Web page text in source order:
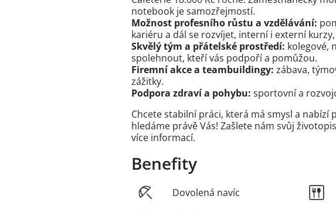
notebook je samozřejmostí.
Možnost profesního růstu a vzdělávání:
kariéru a dál se rozvíjet, interní i externí
Skvělý tým a přátelské prostředí: kolegové,
spolehnout, kteří vás podpoří a pomůžou.
Firemní akce a teambuildingy: zábava,
zážitky.
Podpora zdraví a pohybu: sportovní a
Chcete stabilní práci, která má smysl a nabízí
hledáme právě Vás! Zašlete nám svůj
více informací.
Benefity
Dovolená navíc